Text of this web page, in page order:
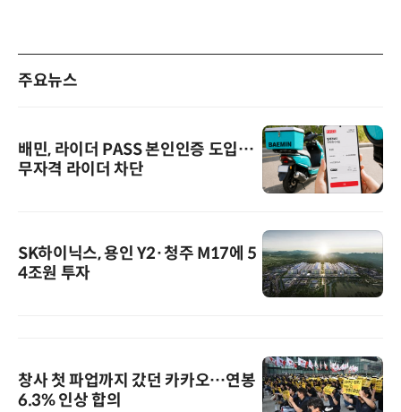
주요뉴스
배민, 라이더 PASS 본인인증 도입…
무자격 라이더 차단
SK하이닉스, 용인 Y2·청주 M17에 5
4조원 투자
창사 첫 파업까지 갔던 카카오…연봉
6.3% 인상 합의